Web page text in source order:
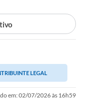
LEGAL
em: 02/07/2026 às 16h59